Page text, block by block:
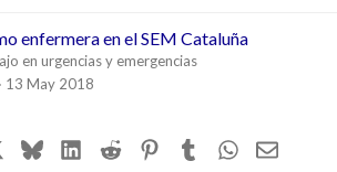
enfermera en el SEM Cataluña
en urgencias y emergencias
13 May 2018
BlueskyLinkedIn
Reddit Pinterest
TumblrWhatsApp
Email